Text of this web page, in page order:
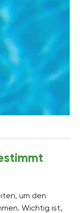
um den
Wichtig ist,